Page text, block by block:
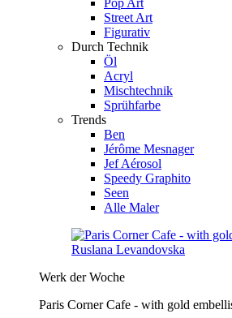
Street Art
Figurativ
Durch Technik
Öl
Acryl
Mischtechnik
Sprühfarbe
Trends
Ben
Jérôme Mesnager
Jef Aérosol
Speedy Graphito
Seen
Alle Maler
Werk der Woche
Paris Corner Cafe - with gold